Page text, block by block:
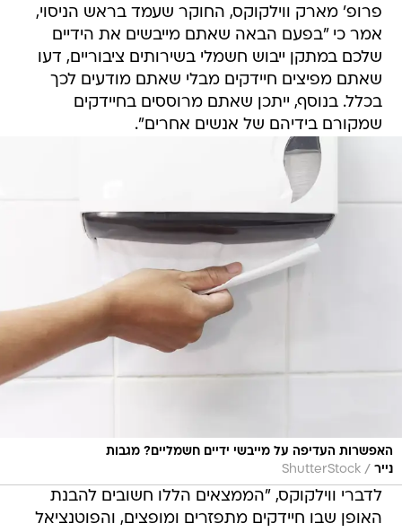
פרופ' מארק ווילקוקס, החוקר שעמד בראש הניסוי,
אמר כי "בפעם הבאה שאתם מייבשים את הידיים
שלכם במתקן ייבוש חשמלי בשירותים ציבוריים, דעו
שאתם מפיצים חיידקים מבלי שאתם מודעים לכך
בכלל. בנוסף, ייתכן שאתם מרוססים בחיידקים
שמקורם בידיהם של אנשים אחרים".
האפשרות העדיפה על מייבשי ידיים חשמליים? מגבות
נייר /
ShutterStock
לדברי ווילקוקס, "הממצאים הללו חשובים להבנת
האופן שבו חיידקים מתפזרים ומופצים, והפוטנציאל